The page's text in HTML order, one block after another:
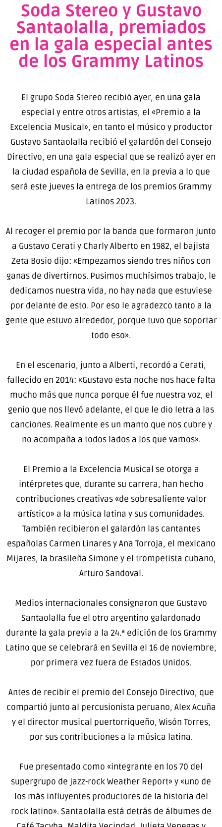
Soda Stereo y Gustavo
Santaolalla, premiados
en la gala especial antes
de los Grammy Latinos
El grupo Soda Stereo recibió ayer, en una gala
especial y entre otros artistas, el «Premio a la
Excelencia Musical», en tanto el músico y productor
Gustavo Santaolalla recibió el galardón del Consejo
Directivo, en una gala especial que se realizó ayer en
la ciudad española de Sevilla, en la previa a lo que
será este jueves la entrega de los premios Grammy
Latinos 2023.
Al recoger el premio por la banda que formaron junto
a Gustavo Cerati y Charly Alberto en 1982, el bajista
Zeta Bosio dijo: «Empezamos siendo tres niños con
ganas de divertirnos. Pusimos muchísimos trabajo, le
dedicamos nuestra vida, no hay nada que estuviese
por delante de esto. Por eso le agradezco tanto a la
gente que estuvo alrededor, porque tuvo que soportar
todo eso».
En el escenario, junto a Alberti, recordó a Cerati,
fallecido en 2014: «Gustavo esta noche nos hace falta
mucho más que nunca porque él fue nuestra voz, el
genio que nos llevó adelante, el que le dio letra a las
canciones. Realmente es un manto que nos cubre y
no acompaña a todos lados a los que vamos».
El Premio a la Excelencia Musical se otorga a
intérpretes que, durante su carrera, han hecho
contribuciones creativas «de sobresaliente valor
artístico» a la música latina y sus comunidades.
También recibieron el galardón las cantantes
españolas Carmen Linares y Ana Torroja, el mexicano
Mijares, la brasileña Simone y el trompetista cubano,
Arturo Sandoval.
Medios internacionales consignaron que Gustavo
Santaolalla fue el otro argentino galardonado
durante la gala previa a la 24.ª edición de los Grammy
Latino que se celebrará en Sevilla el 16 de noviembre,
por primera vez fuera de Estados Unidos.
Antes de recibir el premio del Consejo Directivo, que
compartió junto al percusionista peruano, Alex Acuña
y el director musical puertorriqueño, Wisón Torres,
por sus contribuciones a la música latina.
Fue presentado como «integrante en los 70 del
supergrupo de jazz-rock Weather Report» y «uno de
los más influyentes productores de la historia del
rock latino». Santaolalla está detrás de álbumes de